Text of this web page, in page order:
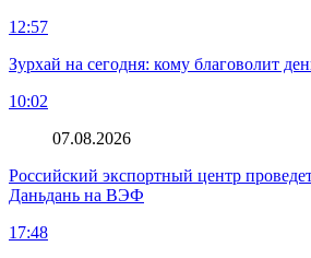
12:57
Зурхай на сегодня: кому благоволит
10:02
07.08.2026
Российский экспортный центр
Даньдань на ВЭФ
17:48